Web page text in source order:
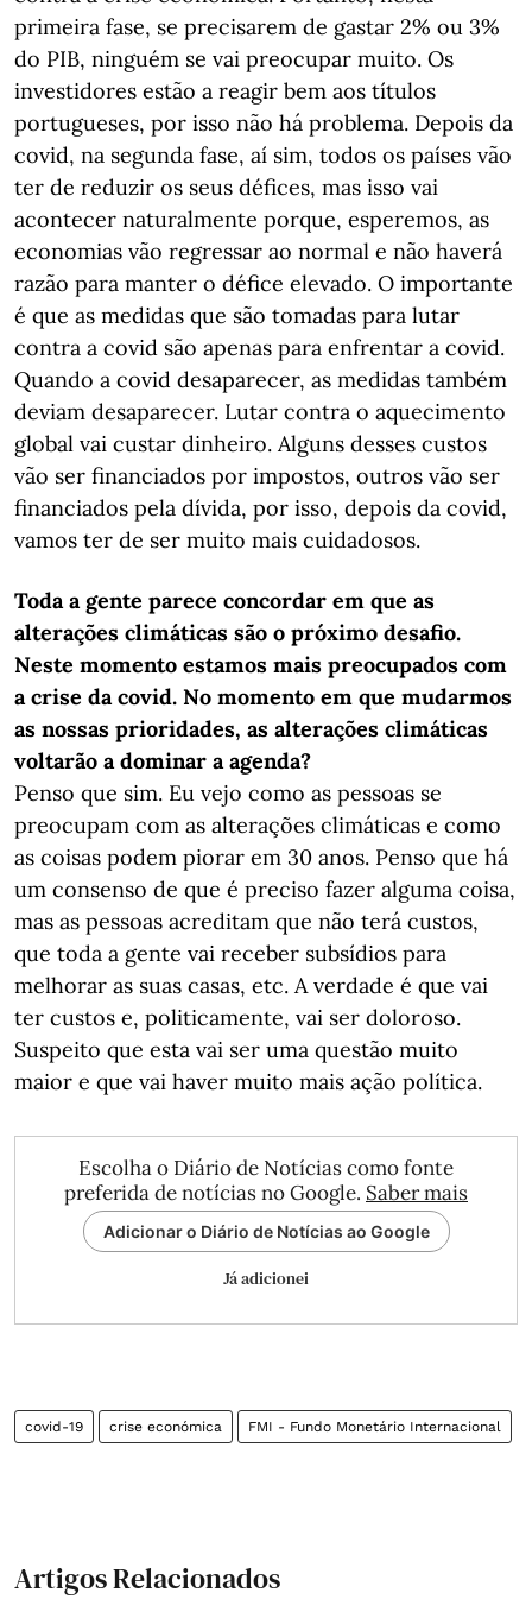
primeira fase, se precisarem de gastar 2% ou 3%
do PIB, ninguém se vai preocupar muito. Os
investidores estão a reagir bem aos títulos
portugueses, por isso não há problema. Depois da
covid, na segunda fase, aí sim, todos os países vão
ter de reduzir os seus défices, mas isso vai
acontecer naturalmente porque, esperemos, as
economias vão regressar ao normal e não haverá
razão para manter o défice elevado. O importante
é que as medidas que são tomadas para lutar
contra a covid são apenas para enfrentar a covid.
Quando a covid desaparecer, as medidas também
deviam desaparecer. Lutar contra o aquecimento
global vai custar dinheiro. Alguns desses custos
vão ser financiados por impostos, outros vão ser
financiados pela dívida, por isso, depois da covid,
vamos ter de ser muito mais cuidadosos.
Toda a gente parece concordar em que as
alterações climáticas são o próximo desafio.
Neste momento estamos mais preocupados com
a crise da covid. No momento em que mudarmos
as nossas prioridades, as alterações climáticas
voltarão a dominar a agenda?
Penso que sim. Eu vejo como as pessoas se
preocupam com as alterações climáticas e como
as coisas podem piorar em 30 anos. Penso que há
um consenso de que é preciso fazer alguma coisa,
mas as pessoas acreditam que não terá custos,
que toda a gente vai receber subsídios para
melhorar as suas casas, etc. A verdade é que vai
ter custos e, politicamente, vai ser doloroso.
Suspeito que esta vai ser uma questão muito
maior e que vai haver muito mais ação política.
Escolha o Diário de Notícias como fonte
preferida de notícias no Google. Saber mais
Adicionar o Diário de Notícias ao Google
Já adicionei
covid-19 crise económica FMI - Fundo Monetário Internacional
Artigos Relacionados